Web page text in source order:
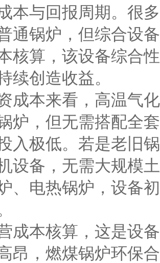
本与回报周期。很
通锅炉，但综合设
核算，该设备综合
续创造收益。
成本来看，高温气
炉，但无需搭配全
入极低。若是老旧
设备，无需大规模
、电热锅炉，设备
成本核算，这是设
昂，燃煤锅炉环保